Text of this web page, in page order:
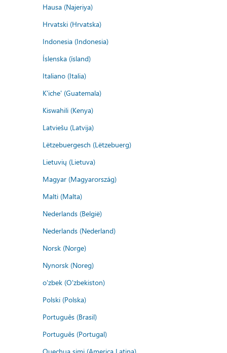
Hausa (Najeriya)
Hrvatski (Hrvatska)
Indonesia (Indonesia)
Íslenska (ísland)
Italiano (Italia)
K'iche' (Guatemala)
Kiswahili (Kenya)
Latviešu (Latvija)
Lëtzebuergesch (Lëtzebuerg)
Lietuvių (Lietuva)
Magyar (Magyarország)
Malti (Malta)
Nederlands (België)
Nederlands (Nederland)
Norsk (Norge)
Nynorsk (Noreg)
o'zbek (O'zbekiston)
Polski (Polska)
Português (Brasil)
Português (Portugal)
Quechua simi (America Latina)